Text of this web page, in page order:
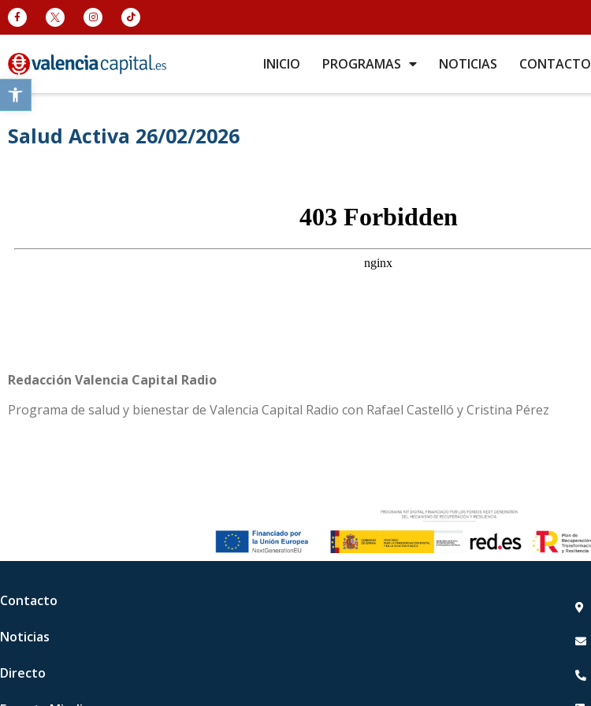
Abrir barra de herramientas
INICIO PROGRAMAS NOTICIAS CONTACTO
Salud Activa 26/02/2026
Redacción Valencia Capital Radio
Programa de salud y bienestar de Valencia Capital Radio con Rafael Castelló y Cristina Pérez
Contacto
Noticias
Directo